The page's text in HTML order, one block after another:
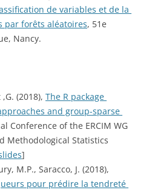
de variables et de la
par forêts aléatoires, 51e
Nancy.
(2018), The R package
and group-sparse
Conference of the ERCIM WG
Methodological Statistics
]
pour prédire la tendreté